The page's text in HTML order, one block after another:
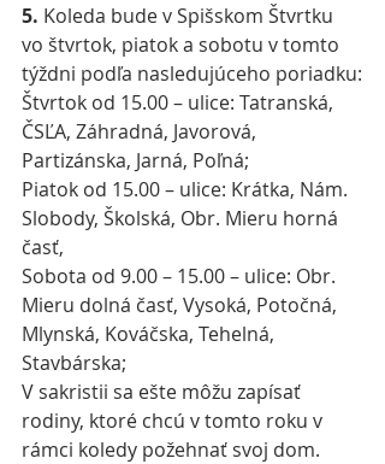
5. Koleda bude v Spišskom Štvrtku
vo štvrtok, piatok a sobotu v tomto
týždni podľa nasledujúceho poriadku:
Štvrtok od 15.00 – ulice: Tatranská,
ČSĽA, Záhradná, Javorová,
Partizánska, Jarná, Poľná;
Piatok od 15.00 – ulice: Krátka, Nám.
Slobody, Školská, Obr. Mieru horná
časť,
Sobota od 9.00 – 15.00 – ulice: Obr.
Mieru dolná časť, Vysoká, Potočná,
Mlynská, Kováčska, Tehelná,
Stavbárska;
V sakristii sa ešte môžu zapísať
rodiny, ktoré chcú v tomto roku v
rámci koledy požehnať svoj dom.